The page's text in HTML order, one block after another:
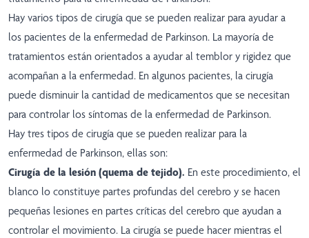
Hay varios tipos de cirugía que se pueden realizar para ayudar a
los pacientes de la enfermedad de Parkinson. La mayoría de
tratamientos están orientados a ayudar al temblor y rigidez que
acompañan a la enfermedad. En algunos pacientes, la cirugía
puede disminuir la cantidad de medicamentos que se necesitan
para controlar los síntomas de la enfermedad de Parkinson.
Hay tres tipos de cirugía que se pueden realizar para la
enfermedad de Parkinson, ellas son:
Cirugía de la lesión (quema de tejido). En este procedimiento, el
blanco lo constituye partes profundas del cerebro y se hacen
pequeñas lesiones en partes críticas del cerebro que ayudan a
controlar el movimiento. La cirugía se puede hacer mientras el